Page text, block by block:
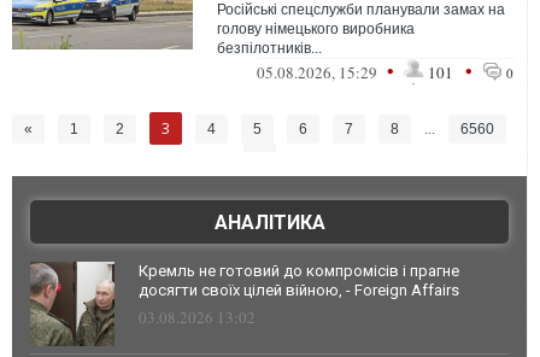
Російські спецслужби планували замах на
голову німецького виробника
безпілотників...
05.08.2026, 15:29 • 101 • 0
« 1 2 3 4 5 6 7 8 ...
6560
АНАЛІТИКА
Кремль не готовий до компромісів і прагне
досягти своїх цілей війною, - Foreign Affairs
03.08.2026 13:02